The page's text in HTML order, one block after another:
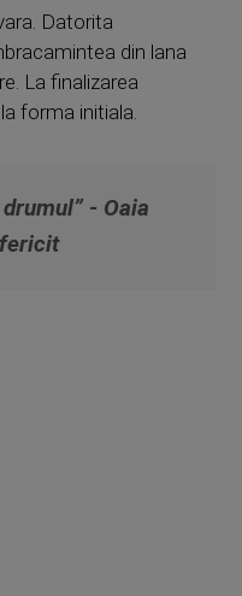
Datorita
din lana
La finalizarea
forma initiala.
- Oaia